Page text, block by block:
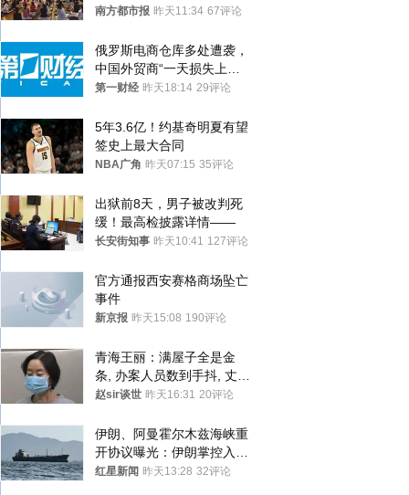
才有效果
南方都市报 昨天11:34 67评论
俄罗斯电商仓库多处遭袭，
中国外贸商“一天损失上
万”紧急清仓
第一财经 昨天18:14 29评论
5年3.6亿！约基奇明夏有望
签史上最大合同
NBA广角 昨天07:15 35评论
出狱前8天，男子被改判死
缓！最高检披露详情——
长安街知事 昨天10:41 127评论
官方通报西安赛格商场坠亡
事件
新京报 昨天15:08 190评论
青海王丽：满屋子全是金
条, 办案人员数到手抖, 丈夫
受不了提前离场
赵sir谈世 昨天16:31 20评论
伊朗、阿曼霍尔木兹海峡重
开协议曝光：伊朗掌控入湾
航道，与阿曼平分“服务费”
红星新闻 昨天13:28 32评论